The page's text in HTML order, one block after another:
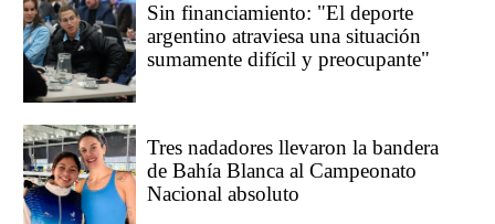
Sin financiamiento: "El deporte
argentino atraviesa una situación
sumamente difícil y preocupante"
Tres nadadores llevaron la bandera
de Bahía Blanca al Campeonato
Nacional absoluto